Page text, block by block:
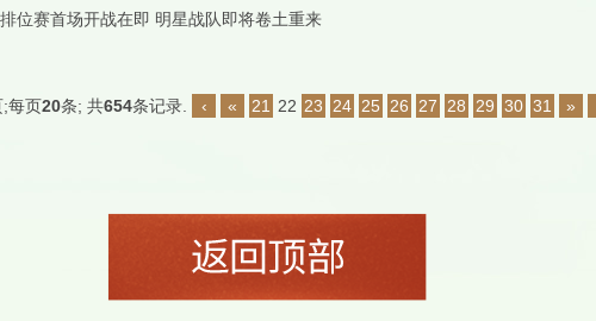
排位赛首场开战在即 明星战队即将卷土重来
;每页20条; 共654条记录. ‹ « 21 22 23 24 25 26 27 28 29 30 31 »